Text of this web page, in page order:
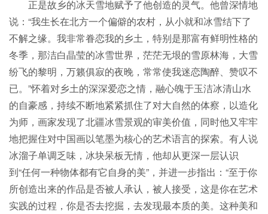
正是故乡的冰天雪地赋予了他创造的灵气。他曾深情地
说：“我生长在北方一个偏僻的农村，从小就和冰雪结下了
不解之缘。我非常眷恋我的乡土，特别是那富有鲜明性格的
冬季，那洁白晶莹的冰雪世界，茫茫无垠的雪原林海，大雪
纷飞的黎明，万籁俱寂的夜晚，常常使我迷恋陶醉、赞叹不
已。”怀着对乡土的深深爱恋之情，融心魄于玉洁冰清山水
的自豪感，持续不断地紧紧抓住了对大自然的体察，以造化
为师，画家发现了北疆冰雪景观的审美价值，同时他又牢牢
地把握住对中国画以笔墨为核心的艺术语言的探索。有人说
冰溜子单调乏味，冰块呆板无情，他却从更深一层认识
到“任何一种物体都有它自身的美”，并进一步指出：“至于你
所创造出来的作品是否被人承认，被人接受，这是你在艺术
实践的过程，你是否去挖掘，去发现最本质的美。这种美和